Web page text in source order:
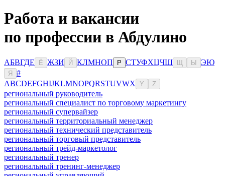
Работа и вакансии
по профессии в Абдулино
АБВГДЕ Ё ЖЗИ Й КЛМНОП Р СТУФХЦЧШ Ы ЭЮ
Я
#
ABCDEFGHIJKLMNOPQRSTUVWX Y Z
региональный руководитель
региональный специалист по торговому маркетингу
региональный супервайзер
региональный территориальный менеджер
региональный технический представитель
региональный торговый представитель
региональный трейд-маркетолог
региональный тренер
региональный тренинг-менеджер